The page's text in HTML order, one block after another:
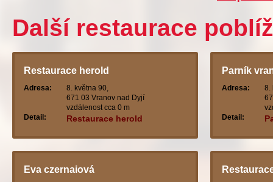
Další restaurace
Restaurace herold
Adresa:
8. května 90,
671 03 Vranov nad Dyjí
vzdálenost cca 0 m
Detail:
Restaurace herold
Parník
Adresa:
8.
Detail:
Eva czernaiová